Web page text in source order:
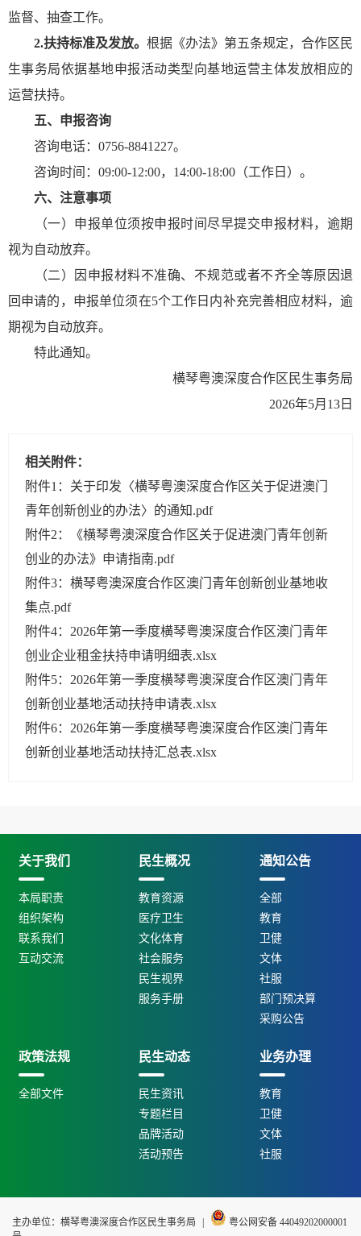
监督、抽查工作。
2.扶持标准及发放。 根据《办法》第五条规定，合作区民
生事务局依据基地申报活动类型向基地运营主体发放相应的
运营扶持。
五、申报咨询
咨询电话：0756-8841227。
咨询时间：09:00-12:00，14:00-18:00（工作日）。
六、注意事项
（一）申报单位须按申报时间尽早提交申报材料，逾期
视为自动放弃。
（二）因申报材料不准确、不规范或者不齐全等原因退
回申请的，申报单位须在5个工作日内补充完善相应材料，逾
期视为自动放弃。
特此通知。
横琴粤澳深度合作区民生事务局
2026年5月13日
相关附件：
附件1：关于印发〈横琴粤澳深度合作区关于促进澳门
青年创新创业的办法〉的通知.pdf
附件2：《横琴粤澳深度合作区关于促进澳门青年创新
创业的办法》申请指南.pdf
附件3：横琴粤澳深度合作区澳门青年创新创业基地收
集点.pdf
附件4：2026年第一季度横琴粤澳深度合作区澳门青年
创业企业租金扶持申请明细表.xlsx
附件5：2026年第一季度横琴粤澳深度合作区澳门青年
创新创业基地活动扶持申请表.xlsx
附件6：2026年第一季度横琴粤澳深度合作区澳门青年
创新创业基地活动扶持汇总表.xlsx
关于我们
本局职责
组织架构
联系我们
互动交流
民生概况
教育资源
医疗卫生
文化体育
社会服务
民生视界
服务手册
通知公告
全部
教育
卫健
文体
社服
部门预决算
采购公告
政策法规
全部文件
民生动态
民生资讯
专题栏目
品牌活动
活动预告
业务办理
教育
卫健
文体
社服
主办单位：横琴粤澳深度合作区民生事务局
粤公网安备 44049202000001